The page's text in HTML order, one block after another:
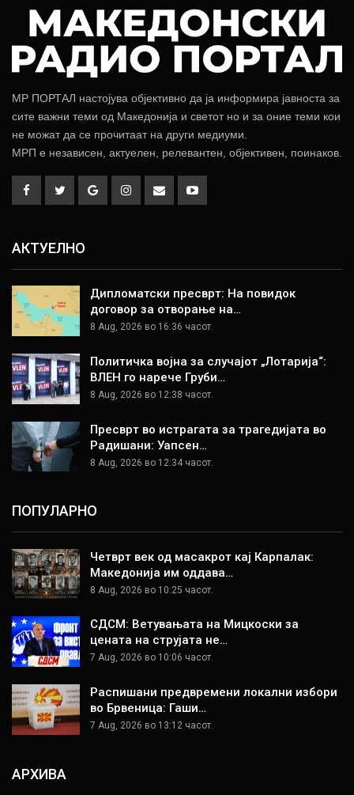
МР ПОРТАЛ настојува објективно да ја информира јавноста за
сите важни теми од Македонија и светот но и за оние теми кои
не можат да се прочитаат на други медиуми.
МРП е независен, актуелен, релевантен, објективен, поинаков.
АКТУЕЛНО
Дипломатски пресврт: На повидок
договор за отворање на…
8 Aug, 2026 во 16:36 часот.
Политичка војна за случајот „Лотарија“:
ВЛЕН го нарече Груби…
8 Aug, 2026 во 12:38 часот.
Пресврт во истрагата за трагедијата во
Радишани: Уапсен…
8 Aug, 2026 во 12:34 часот.
ПОПУЛАРНО
Четврт век од масакрот кај Карпалак:
Македонија им оддава…
8 Aug, 2026 во 10:25 часот.
СДСМ: Ветувањата на Мицкоски за
цената на струјата не…
7 Aug, 2026 во 10:06 часот.
Распишани предвремени локални избори
во Брвеница: Гаши…
7 Aug, 2026 во 13:12 часот.
АРХИВА